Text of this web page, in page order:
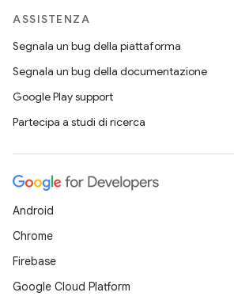
ASSISTENZA
Segnala un bug della piattaforma
Segnala un bug della documentazione
Google Play support
Partecipa a studi di ricerca
Android
Chrome
Firebase
Google Cloud Platform